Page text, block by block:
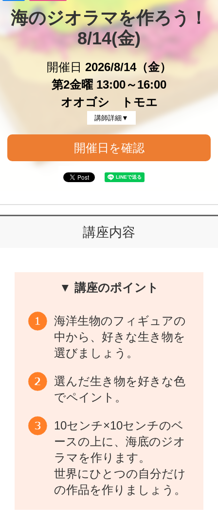
海のジオラマを作ろう！
8/14(金)
開催日 2026/8/14（金）
第2金曜 13:00～16:00
オオゴシ トモエ
講師詳細▼
開催日を確認
講座内容
▼ 講座のポイント
海洋生物のフィギュアの
中から、好きな生き物を
選びましょう。
選んだ生き物を好きな色
でペイント。
10センチ×10センチのベ
ースの上に、海底のジオ
ラマを作ります。
世界にひとつの自分だけ
の作品を作りましょう。